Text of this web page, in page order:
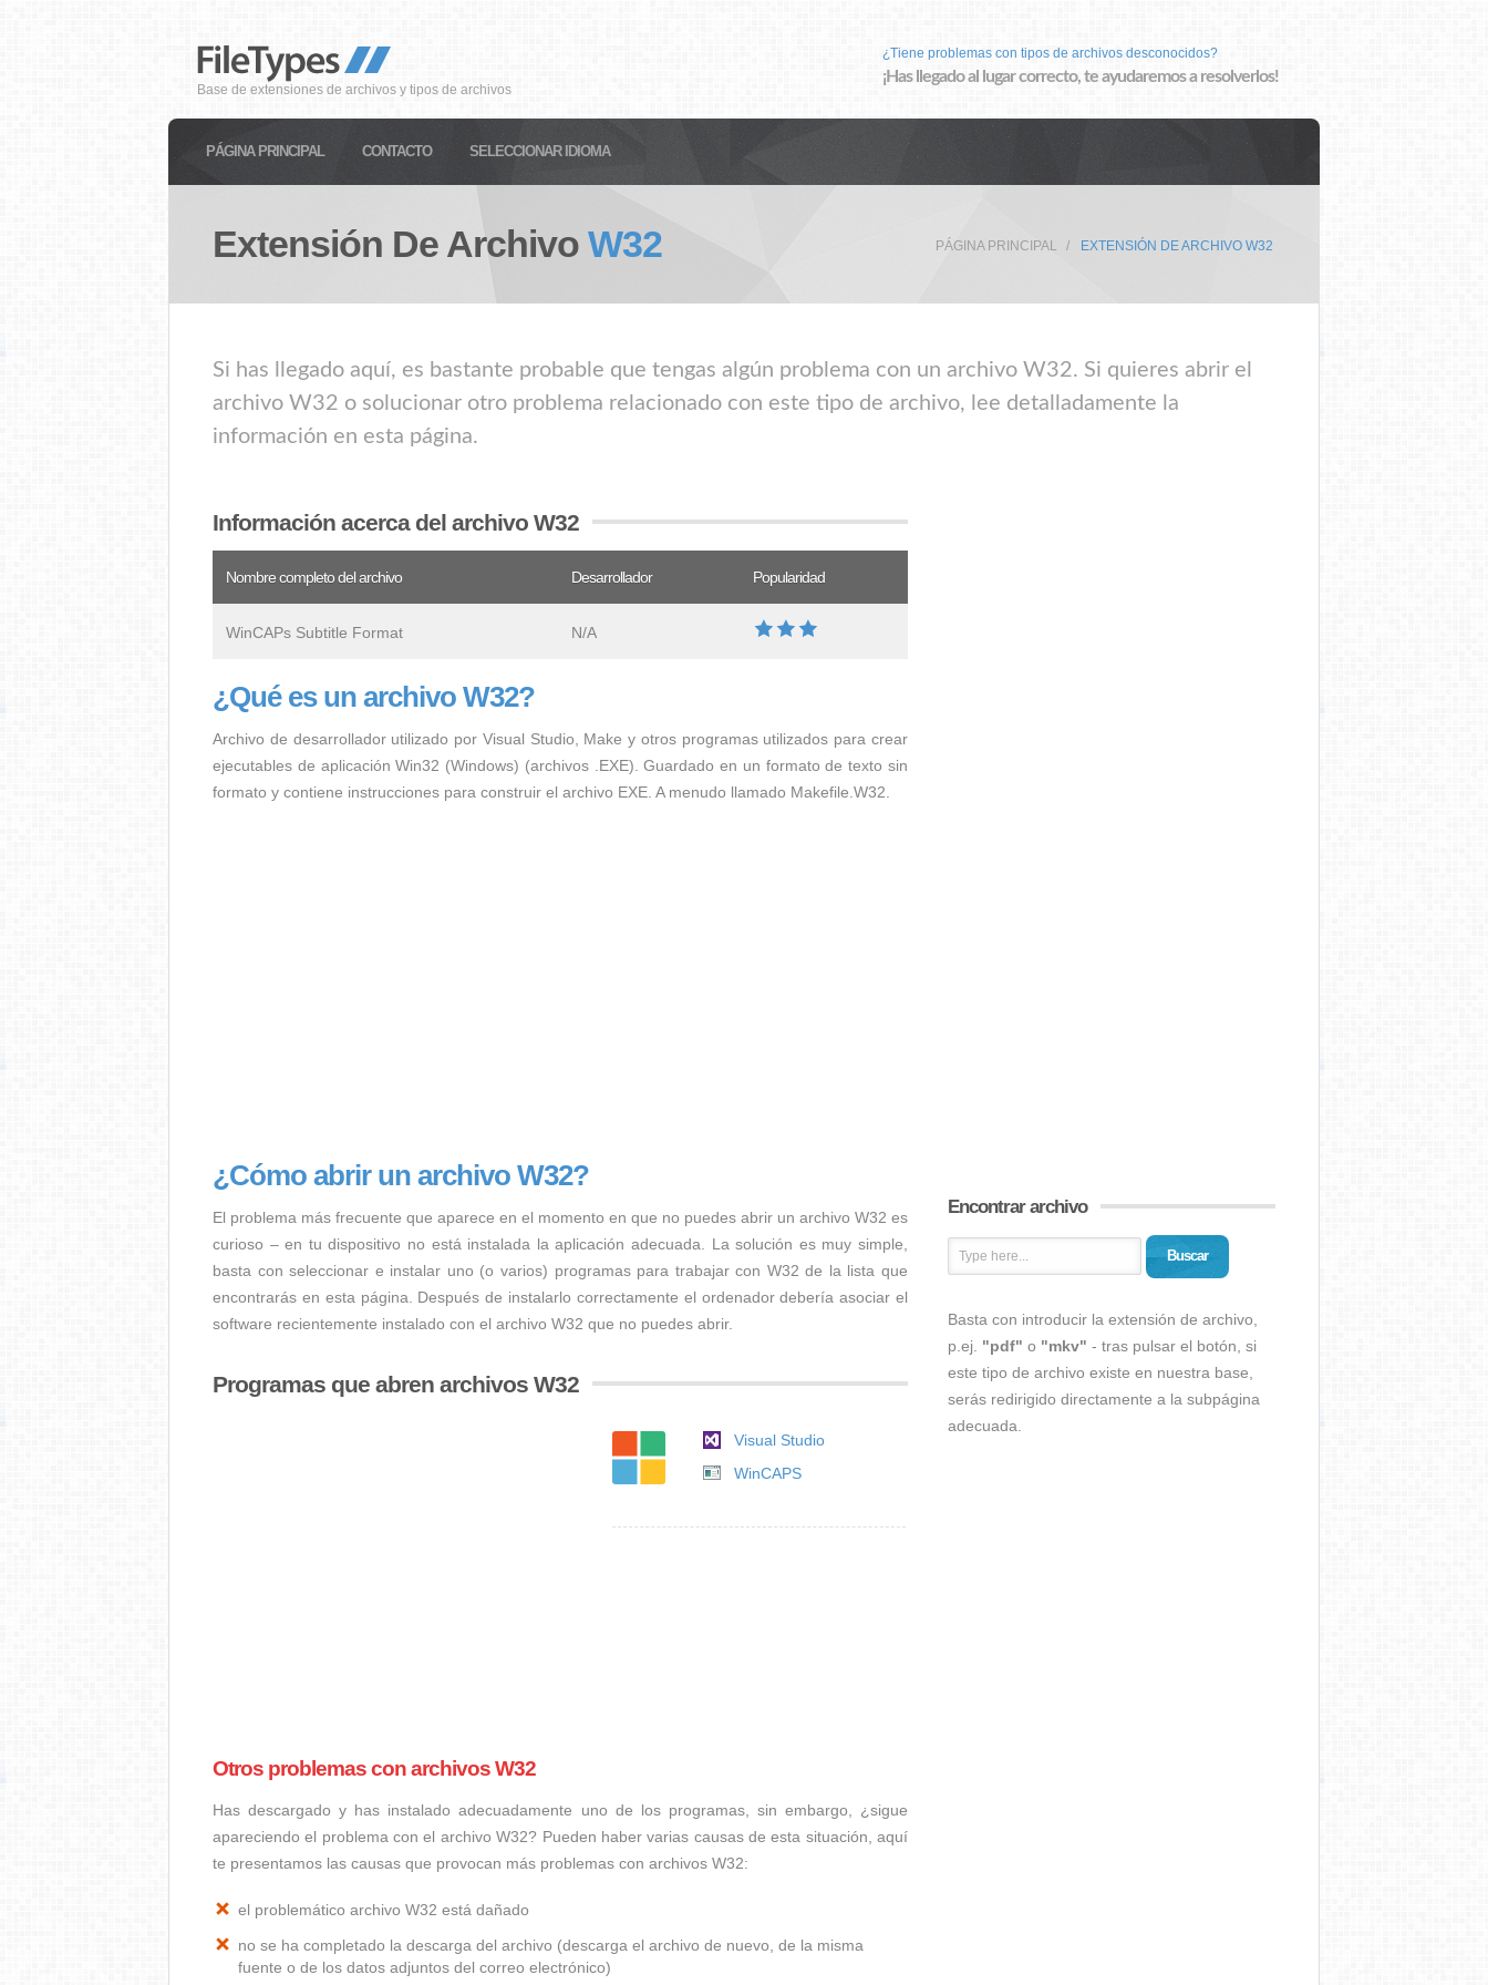
Base de extensiones de archivos y tipos de archivos
¿Tiene problemas con tipos de archivos desconocidos?
¡Has llegado al lugar correcto, te ayudaremos a resolverlos!
PÁGINA PRINCIPAL CONTACTO SELECCIONAR IDIOMA
Extensión De Archivo W32 PÁGINA PRINCIPAL EXTENSIÓN DE ARCHIVO W32
Si has llegado aquí, es bastante probable que tengas algún problema con un archivo W32. Si quieres abrir el
archivo W32 o solucionar otro problema relacionado con este tipo de archivo, lee detalladamente la
información en esta página.
Información acerca del archivo W32
Nombre completo del archivo Desarrollador Popularidad
WinCAPs Subtitle Format N/A
¿Qué es un archivo W32?
Archivo de desarrollador utilizado por Visual Studio, Make y otros programas utilizados para crear
ejecutables de aplicación Win32 (Windows) (archivos .EXE). Guardado en un formato de texto sin
formato y contiene instrucciones para construir el archivo EXE. A menudo llamado Makefile.W32.
¿Cómo abrir un archivo W32?
El problema más frecuente que aparece en el momento en que no puedes abrir un archivo W32 es
curioso – en tu dispositivo no está instalada la aplicación adecuada. La solución es muy simple,
basta con seleccionar e instalar uno (o varios) programas para trabajar con W32 de la lista que
encontrarás en esta página. Después de instalarlo correctamente el ordenador debería asociar el
software recientemente instalado con el archivo W32 que no puedes abrir.
Programas que abren archivos W32
Visual Studio
WinCAPS
Otros problemas con archivos W32
Has descargado y has instalado adecuadamente uno de los programas, sin embargo, ¿sigue
apareciendo el problema con el archivo W32? Pueden haber varias causas de esta situación, aquí
te presentamos las causas que provocan más problemas con archivos W32:
el problemático archivo W32 está dañado
no se ha completado la descarga del archivo (descarga el archivo de nuevo, de la misma
fuente o de los datos adjuntos del correo electrónico)
Encontrar archivo
Buscar
Basta con introducir la extensión de archivo,
p.ej. "pdf" o "mkv" - tras pulsar el botón, si
este tipo de archivo existe en nuestra base,
serás redirigido directamente a la subpágina
adecuada.